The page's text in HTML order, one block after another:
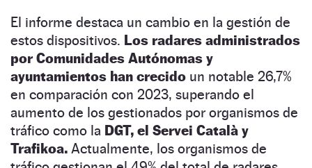
El informe destaca un cambio en la gestión de
estos dispositivos. Los radares administrados
por Comunidades Autónomas y
ayuntamientos han crecido un notable 26,7%
en comparación con 2023, superando el
aumento de los gestionados por organismos de
tráfico como la DGT, el Servei Català y
Trafikoa. Actualmente, los organismos de